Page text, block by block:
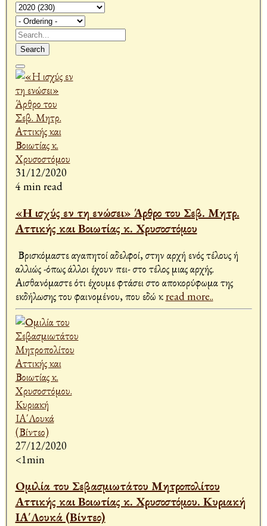
Search
31/12/2020
4 min read
«Η ισχύς εν τη ενώσει» Άρθρο του Σεβ. Μητρ.
Αττικής και Βοιωτίας κ. Χρυσοστόμου
Βρισκόμαστε αγαπητοί αδελφοί, στην αρχή ενός τέλους ή
αλλιώς -όπως άλλοι έχουν πει- στο τέλος μιας αρχής.
Αισθανόμαστε ότι έχουμε φτάσει στο αποκορύφωμα της
εκδήλωσης του φαινομένου, που εδώ κread more..
27/12/2020
<1min
Ομιλία του Σεβασμιωτάτου Μητροπολίτου
Αττικής και Βοιωτίας κ. Χρυσοστόμου. Κυριακή
ΙA΄Λουκά (Βίντεο)